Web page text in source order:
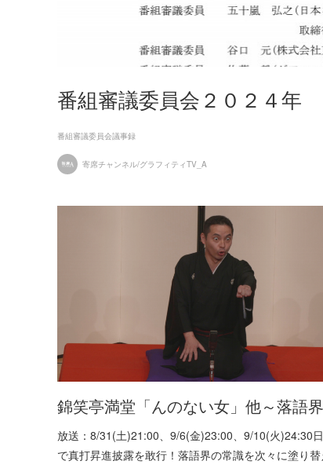
番組審議委員会２０２４年
番組審議委員会議事録
寄席チャンネル/グラフィティTV_A
錦笑亭満堂「んのない女」他～落語
放送：8/31(土)21:00、9/6(金)23:00、9/10(火)24:30
で真打昇進披露を敢行！落語界の常識を次々に塗り